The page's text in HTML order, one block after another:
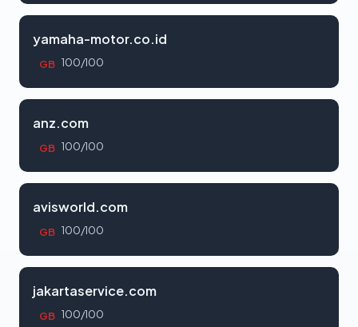
yamaha-motor.co.id
GB 100/100
anz.com
GB 100/100
avisworld.com
GB 100/100
jakartaservice.com
GB 100/100